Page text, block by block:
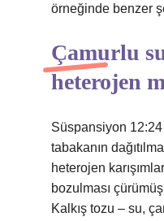
örneğinde benzer
Çamurlu
heterojen
Süspansiyon 12:24
tabakanın
heterojen
bozulması
Kalkış tozu – su,